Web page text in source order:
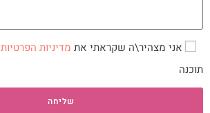
אני מצהיר\ה שקראתי את מדיניות הפרטיות
תוכנה
שליחה